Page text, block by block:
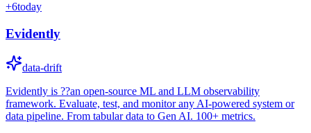
+6today
Evidently
data-drift
Evidently is ??an open-source ML and LLM observability
framework. Evaluate, test, and monitor any AI-powered system or
data pipeline. From tabular data to Gen AI. 100+ metrics.